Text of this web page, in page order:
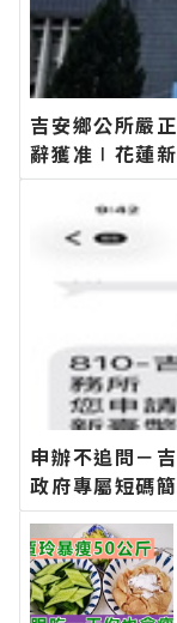
吉安鄉公所嚴
辭獲准∣花蓮
今日新聞報導
申辦不追問－
政府專屬短碼
聞網官方網站
新的在地資訊！